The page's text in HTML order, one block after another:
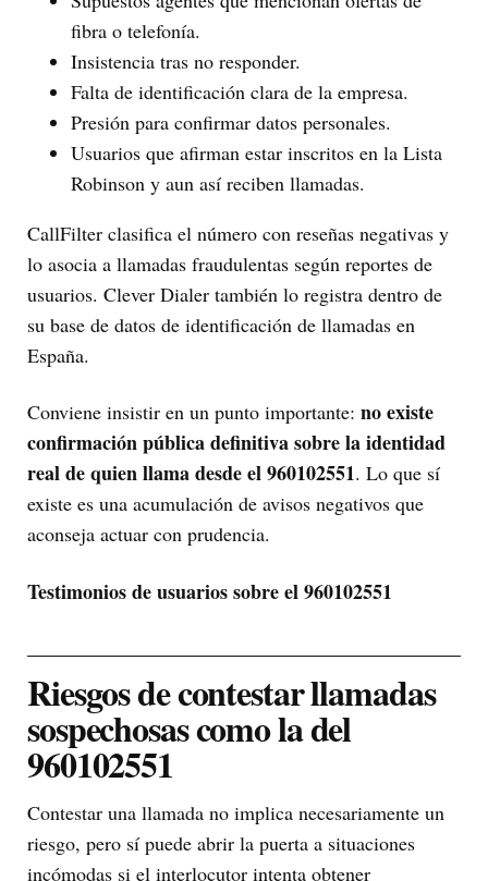
fibra o telefonía.
Insistencia tras no responder.
Falta de identificación clara de la empresa.
Presión para confirmar datos personales.
Usuarios que afirman estar inscritos en la Lista
Robinson y aun así reciben llamadas.
CallFilter clasifica el número con reseñas negativas y
lo asocia a llamadas fraudulentas según reportes de
usuarios. Clever Dialer también lo registra dentro de
su base de datos de identificación de llamadas en
España.
Conviene insistir en un punto importante: no existe
confirmación pública definitiva sobre la identidad
real de quien llama desde el 960102551. Lo que sí
existe es una acumulación de avisos negativos que
aconseja actuar con prudencia.
Testimonios de usuarios sobre el 960102551
Riesgos de contestar llamadas
sospechosas como la del
960102551
Contestar una llamada no implica necesariamente un
riesgo, pero sí puede abrir la puerta a situaciones
incómodas si el interlocutor intenta obtener